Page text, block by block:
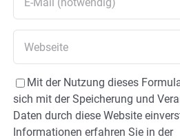
Mit der Nutzung dieses
sich mit der Speicherung und
Daten durch diese Website
Informationen erfahren Sie in der